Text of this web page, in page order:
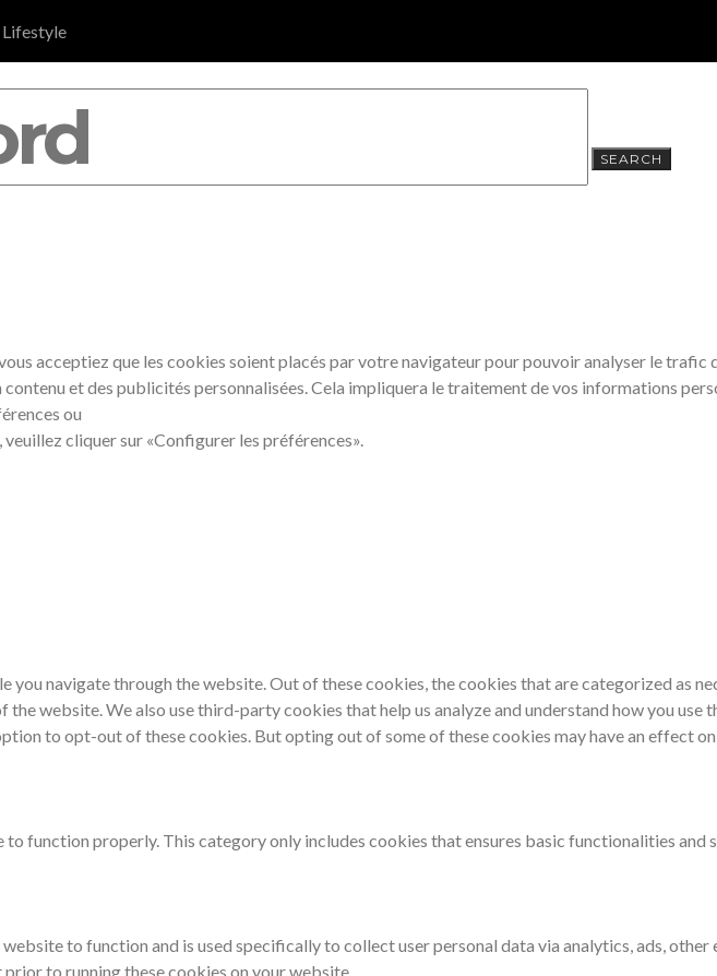
Lifestyle
SEARCH
acceptiez que les cookies soient placés par votre navigateur pour pouvoir analyser le trafic
et des publicités personnalisées. Cela impliquera le traitement de vos informations
ou
cliquer sur «Configurer les préférences».
you navigate through the website. Out of these cookies, the cookies that are categorized as
website. We also use third-party cookies that help us analyze and understand how you use
to opt-out of these cookies. But opting out of some of these cookies may have an effect
function properly. This category only includes cookies that ensures basic functionalities and
to function and is used specifically to collect user personal data via analytics, ads, other
to running these cookies on your website.